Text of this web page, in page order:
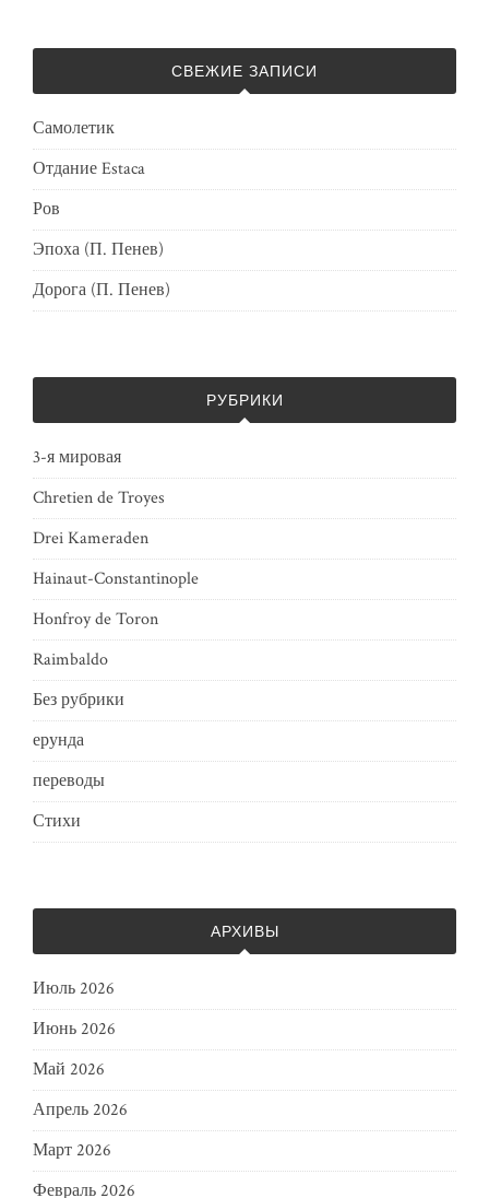
СВЕЖИЕ ЗАПИСИ
Самолетик
Отдание Estaca
Ров
Эпоха (П. Пенев)
Дорога (П. Пенев)
РУБРИКИ
3-я мировая
Chretien de Troyes
Drei Kameraden
Hainaut-Constantinople
Honfroy de Toron
Raimbaldo
Без рубрики
ерунда
переводы
Стихи
АРХИВЫ
Июль 2026
Июнь 2026
Май 2026
Апрель 2026
Март 2026
Февраль 2026